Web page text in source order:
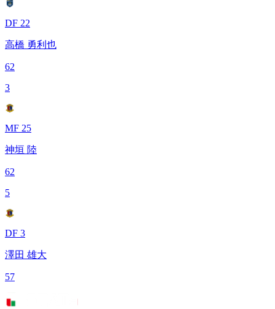
DF 22
高橋 勇利也
62
3
MF 25
神垣 陸
62
5
DF 3
澤田 雄大
57